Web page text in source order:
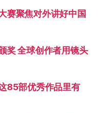
赛聚焦对外讲好中国
奖 全球创作者用镜头
85部优秀作品里有